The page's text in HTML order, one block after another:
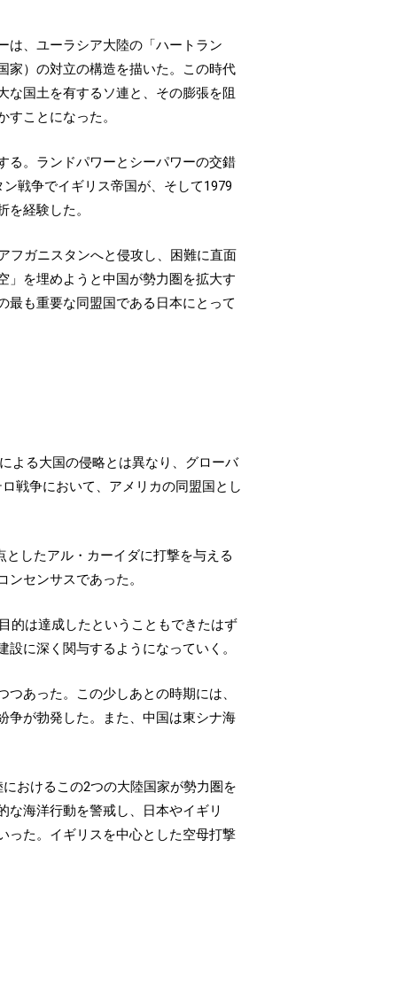
は、ユーラシア大陸の「ハートラン
家）の対立の構造を描いた。この時代
な国土を有するソ連と、その膨張を阻
ことになった。
る。ランドパワーとシーパワーの交錯
戦争でイギリス帝国が、そして1979
経験した。
フガニスタンへと侵攻し、困難に直面
」を埋めようと中国が勢力圏を拡大す
最も重要な同盟国である日本にとって
よる大国の侵略とは異なり、グローバ
戦争において、アメリカの同盟国とし
したアル・カーイダに打撃を与える
センサスであった。
的は達成したということもできたはず
に深く関与するようになっていく。
あった。この少しあとの時期には、
争が勃発した。また、中国は東シナ海
おけるこの2つの大陸国家が勢力圏を
海洋行動を警戒し、日本やイギリ
った。イギリスを中心とした空母打撃